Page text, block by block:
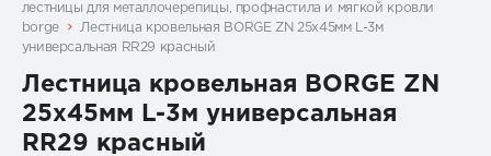
лестницы для металлочерепицы, профнастила и мягкой кровли
borge
Лестница кровельная BORGE ZN 25x45мм L-3м
универсальная RR29 красный
Лестница кровельная BORGE ZN
25x45мм L-3м универсальная
RR29 красный